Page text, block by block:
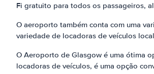
Fi gratuito para todos os passageiros,
O aeroporto também conta com uma
variedade de locadoras de veículos
O Aeroporto de Glasgow é uma ótima
locadoras de veículos, é uma opção